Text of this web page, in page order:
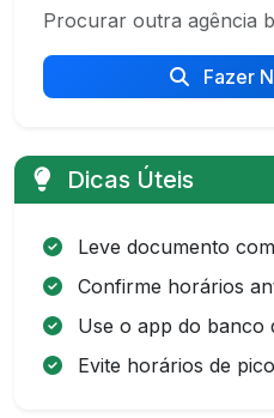
Procurar outra agência
Fazer
Dicas Úteis
Leve documento
Confirme horários
Use o app do banco
Evite horários de pico